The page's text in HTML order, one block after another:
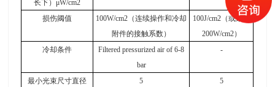
长下）μW/cm2
损伤阈值 100W/cm2 （连续操作和冷却
附件的接触系数）
100J/cm2（或最高
200W/cm2）
冷却条件
Filtered pressurized air of 6-8
bar
-
最小光束尺寸直径
5 5